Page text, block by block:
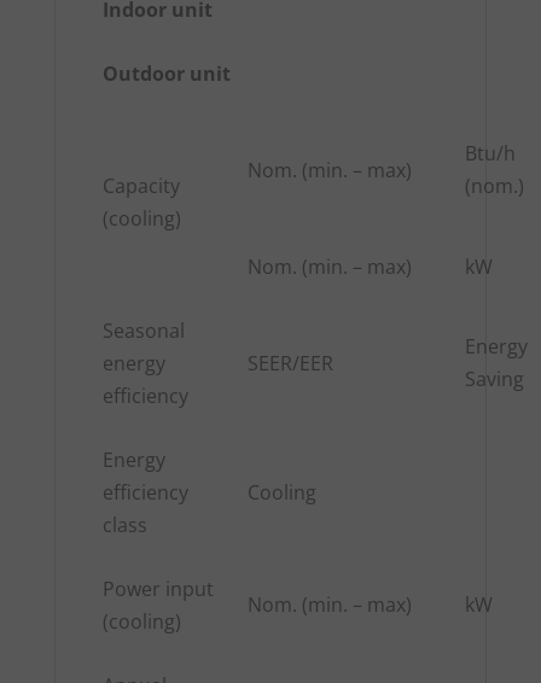
Indoor unit
Outdoor unit
Capacity
(cooling)
Nom. (min. – max)
Btu/h
(nom.)
Nom. (min. – max) kW
Seasonal
energy
efficiency
SEER/EER
Energy
Saving
Energy
efficiency
class
Cooling
Power input
(cooling)
Nom. (min. – max) kW